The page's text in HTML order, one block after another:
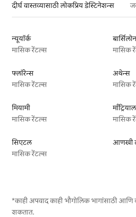
दीर्घ वास्तव्यासाठी लोकप्रिय डेस्टिनेशन्स
न्यूयॉर्क
मासिक रेंटल्स
मासिक
फ्लॉरेन्स
मासिक रेंटल्स
अथेन्स
मासिक
मियामी
मासिक रेंटल्स
माँट्रियाल
मासिक
सिएटल
मासिक रेंटल्स
आणखी
*काही अपवाद काही भौगोलिक भागांसाठी आणि
शकतात.